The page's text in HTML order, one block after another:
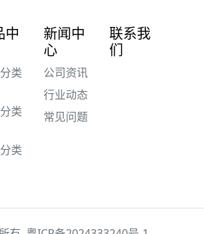
中
类
类
类
新闻中
心
公司资讯
行业动态
常见问题
联系我
们